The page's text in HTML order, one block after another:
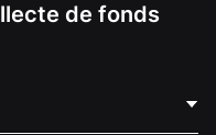
de fonds